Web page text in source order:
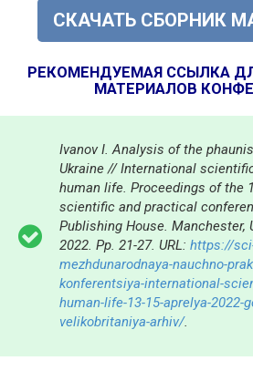
СКАЧАТЬ СБОРНИК
РЕКОМЕНДУЕМАЯ ССЫЛКА
МАТЕРИАЛОВ
Ivanov I. Analysis of the
Ukraine // International
human life. Proceedings of the
scientific and practical
Publishing House. Manchester,
2022. Pp. 21-27. URL: https://
mezhdunarodnaya-nauchno-
konferentsiya-international-
human-life-13-15-aprelya-2022-
velikobritaniya-arhiv/.